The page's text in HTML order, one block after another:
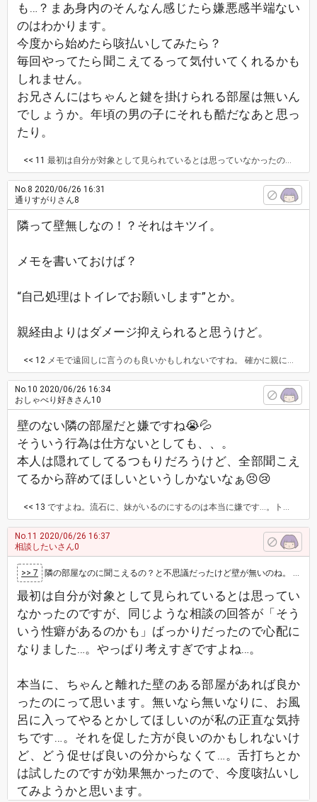
も…？まあ身内のそんなん感じたら嫌悪感半端ない
のはわかります。
今度から始めたら咳払いしてみたら？
毎回やってたら聞こえてるって気付いてくれるかも
しれません。
お兄さんにはちゃんと鍵を掛けられる部屋は無いん
でしょうか。年頃の男の子にそれも酷だなあと思っ
たり。
<< 11 最初は自分が対象として見られているとは思っていなかったのですが、同じような相談の回答が「そういう性癖があるのかも」ばっかりだったので心配になりました…。やっぱり考えすぎですよね…。 本当に、ちゃんと離れた壁のある部屋があれば良かったのにって思います。無いなら無いなりに、お風呂に入ってやるとかしてほしいのが私の正直な気持ちです…。それを促した方が良いのかもしれないけど、どう促せば良いの分からなくて…。舌打ちとかは試したのですが効果無かったので、今度咳払いしてみようかと思います。
No.8 2020/06/26 16:31
通りすがりさん8
隣って壁無しなの！？それはキツイ。
メモを書いておけば？
“自己処理はトイレでお願いします”とか。
親経由よりはダメージ抑えられると思うけど。
<< 12 メモで遠回しに言うのも良いかもしれないですね。 確かに親に言っちゃうのは、私のダメージも兄のダメージも大きいと思いました…
No.10 2020/06/26 16:34
おしゃべり好きさん10
壁のない隣の部屋だと嫌ですね😭💦
そういう行為は仕方ないとしても、、。
本人は隠れてしてるつもりだろうけど、全部聞こえ
てるから辞めてほしいというしかないなぁ😣😢
<< 13 ですよね。流石に、妹がいるのにするのは本当に嫌です…。トイレとかお風呂とか皆んなが寝静まった後とかにしてほしい…。 本人に言うのは避けたいけど、一番の解決策ではありますよね……
No.11 2020/06/26 16:37
相談したいさん0
>> 7 隣の部屋なのに聞こえるの？と不思議だったけど壁が無いのね。 ただ自分が対象にされているというのは考えすぎかも…？まあ身内のそんなん感じたら…
最初は自分が対象として見られているとは思ってい
なかったのですが、同じような相談の回答が「そう
いう性癖があるのかも」ばっかりだったので心配に
なりました…。やっぱり考えすぎですよね…。
本当に、ちゃんと離れた壁のある部屋があれば良か
ったのにって思います。無いなら無いなりに、お風
呂に入ってやるとかしてほしいのが私の正直な気持
ちです…。それを促した方が良いのかもしれないけ
ど、どう促せば良いの分からなくて…。舌打ちとか
は試したのですが効果無かったので、今度咳払いし
てみようかと思います。